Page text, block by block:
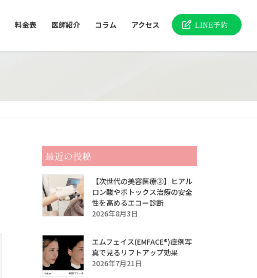
料金表 医師紹介 コラム アクセス LINE予約
最近の投稿
【次世代の美容医療②】ヒアル
ロン酸やボトックス治療の安全
性を高めるエコー診断
2026年8月3日
エムフェイス(EMFACE®)症例写
真で見るリフトアップ効果
2026年7月21日